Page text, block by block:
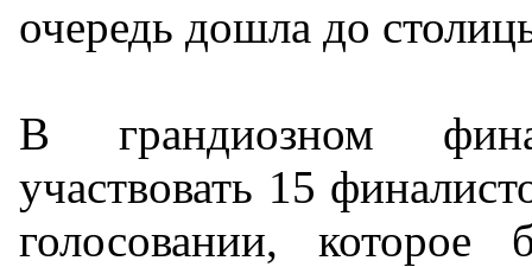
очередь дошла до
В грандиозном
участвовать 15
голосовании, которое